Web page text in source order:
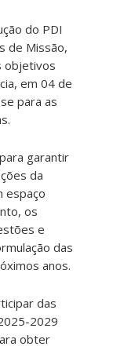
do PDI
de Missão,
objetivos
em 04 de
para as
garantir
da
espaço
os
e
das
anos.
das
2029
obter